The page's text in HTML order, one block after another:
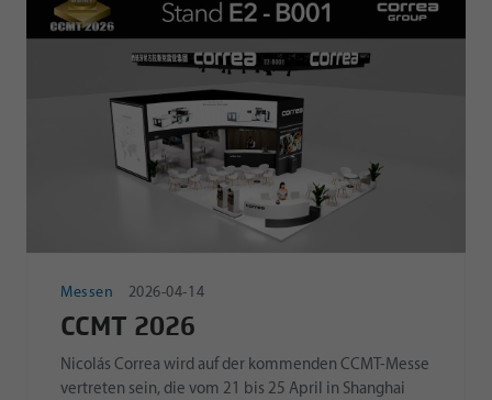
Messen 2026-04-14
CCMT 2026
Nicolás Correa wird auf der kommenden CCMT-Messe
vertreten sein, die vom 21 bis 25 April in Shanghai